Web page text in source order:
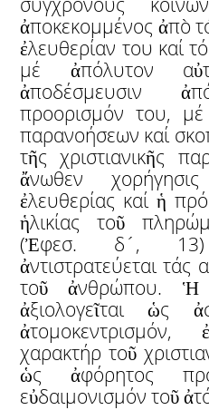
ἀποκεκομμένος ἀπὸ
ἐλευθερίαν του καί
μέ ἀπόλυτον
ἀποδέσμευσιν
προορισμόν του, μέ
παρανοήσεων καί
τῆς χριστιανικῆς
ἄνωθεν
ἐλευθερίας καί ἡ
ἡλικίας τοῦ
(Ἐφεσ. δ´, 13)
ἀντιστρατεύεται τάς
τοῦ ἀνθρώπου. Ἡ
ἀξιολογεῖται ὡς
χαρακτήρ τοῦ
ὡς ἀφόρητος
εὐδαιμονισμόν τοῦ